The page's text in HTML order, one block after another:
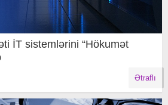
İT sistemlərini “Hökumət
Ətraflı